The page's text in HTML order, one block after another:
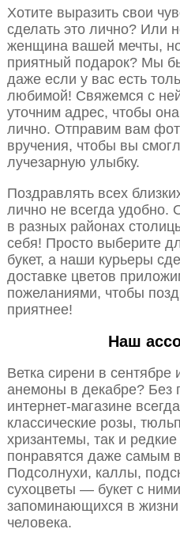
Хотите выразить свои
сделать это лично? Или
женщина вашей мечты, но
приятный подарок? Мы
даже если у вас есть
любимой! Свяжемся с
уточним адрес, чтобы
лично. Отправим вам
вручения, чтобы вы
лучезарную улыбку.
Поздравлять всех
лично не всегда удобно.
в разных районах
себя! Просто выберите
букет, а наши курьеры
доставке цветов
пожеланиями, чтобы
приятнее!
Наш
Ветка сирени в
анемоны в декабре?
интернет-магазине
классические розы,
хризантемы, так и
понравятся даже самым
Подсолнухи, каллы,
сухоцветы — букет с
запоминающихся в жизни
человека.